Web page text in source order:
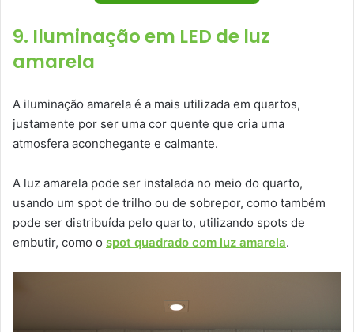
9. Iluminação em LED de luz
amarela
A iluminação amarela é a mais utilizada em quartos,
justamente por ser uma cor quente que cria uma
atmosfera aconchegante e calmante.
A luz amarela pode ser instalada no meio do quarto,
usando um spot de trilho ou de sobrepor, como também
pode ser distribuída pelo quarto, utilizando spots de
embutir, como o spot quadrado com luz amarela.